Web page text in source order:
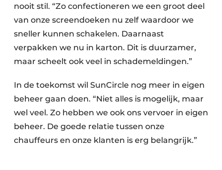
nooit stil. “Zo confectioneren we een groot deel
van onze screen­doeken nu zelf waardoor we
sneller kunnen schakelen. Daarnaast
verpakken we nu in karton. Dit is duurzamer,
maar scheelt ook veel in schademeldingen.”
In de toekomst wil SunCircle nog meer in eigen
beheer gaan doen. “Niet alles is mogelijk, maar
wel veel. Zo hebben we ook ons vervoer in eigen
beheer. De goede relatie tussen onze
chauffeurs en onze klanten is erg belangrijk.”